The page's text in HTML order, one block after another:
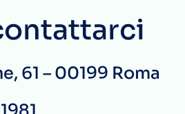
61 – 00199 Roma